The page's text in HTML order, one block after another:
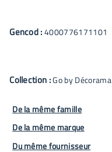
Gencod :4000776171101
Collection :Go by Décorama
De la même famille
De la même marque
Du même fournisseur